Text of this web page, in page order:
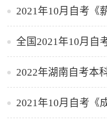
2021年10月自考《
2021年10月自考《